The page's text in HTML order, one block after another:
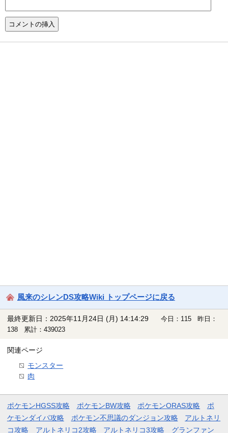
風来のシレンDS攻略Wiki トップページに戻る
最終更新日：2025年11月24日 (月) 14:14:29
今日：115 昨日：
138 累計：439023
関連ページ
モンスター
肉
ポケモンHGSS攻略 ポケモンBW攻略 ポケモンORAS攻略
ポ
ケモンダイパ攻略
ポケモン不思議のダンジョン攻略
アルトネリ
コ攻略
アルトネリコ2攻略 アルトネリコ3攻略 グランファン